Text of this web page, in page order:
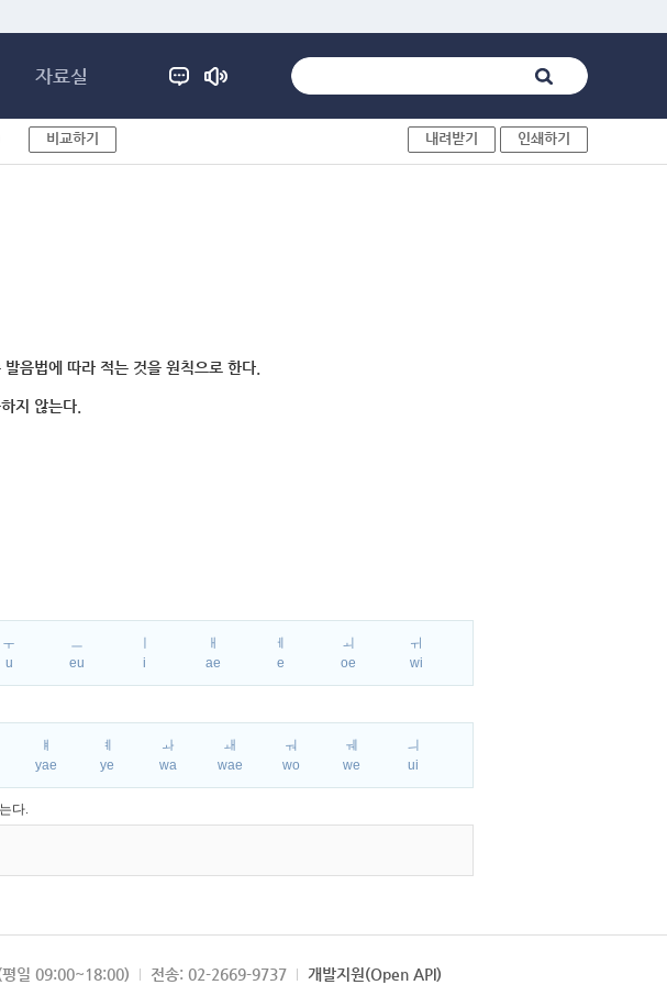
자료실
비교하기 내려받기 인쇄하기
음법에 따라 적는 것을 원칙으로 한다.
지 않는다.
ㅜ
u
ㅡ
eu
i
ㅐ
ae
ㅔ
e
ㅚ
oe
ㅟ
wi
ㅒ
yae
ㅖ
ye
ㅘ
wa
ㅙ
wae
ㅝ
wo
ㅞ
we
ㅢ
ui
다.
일 09:00~18:00) 전송: 02-2669-9737 개발지원(Open API)